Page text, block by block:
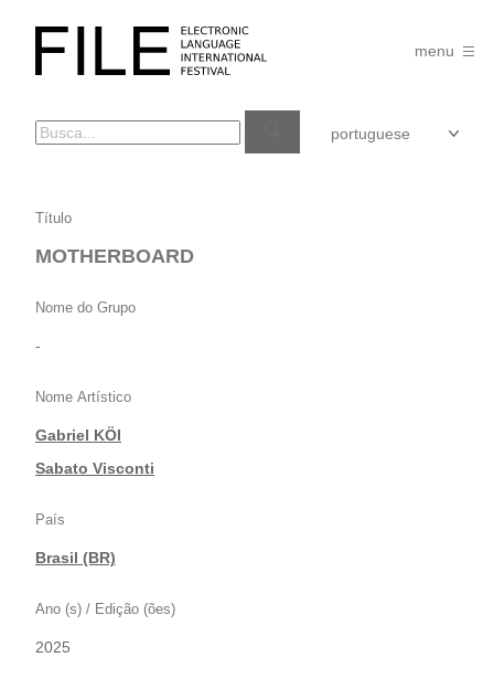
FILE
FESTIVAL
menu
MOTHERBOARD
Título
MOTHERBOARD
Nome do Grupo
-
Nome Artístico
Gabriel KÖI
|Sabato Visconti
País
Brasil (BR)
Ano (s) / Edição (ões)
2025